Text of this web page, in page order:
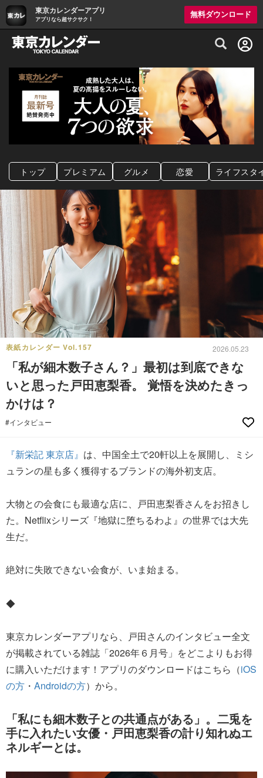
東京カレンダーアプリ
アプリなら超サクサク！
無料ダウンロード
グルメ情報・プレミアムレストラン予約
トップ プレミアム グルメ 恋愛 ライフスタ
表紙カレンダー Vol.157 2026.05.23
「私が細木数子さん？」最初は到底できな
いと思った戸田恵梨香。 覚悟を決めたきっ
かけは？
#インタビュー
『新栄記 東京店』 は、中国全土で20軒以上を展開し、ミシ
ュランの星も多く獲得するブランドの海外初支店。
大物との会食にも最適な店に、戸田恵梨香さんをお招きし
た。Netflixシリーズ『地獄に堕ちるわよ』の世界では大先
生だ。
絶対に失敗できない会食が、いま始まる。
◆
東京カレンダーアプリなら、戸田さんのインタビュー全文
が掲載されている雑誌「2026年６月号」をどこよりもお得
に購入いただけます！アプリのダウンロードはこちら（iOS
の方 ・ Androidの方）から。
「私にも細木数子との共通点がある」。二兎を
手に入れたい女優・戸田恵梨香の計り知れぬエ
ネルギーとは。